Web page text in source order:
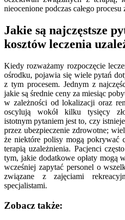
nieocenione podczas całego
Jakie są najczęstsze
kosztów leczenia
Kiedy rozważamy rozpoczęcie
ośrodku, pojawia się wiele pytań
z tym procesem. Jednym z
jakie są średnie ceny za miesiąc
w zależności od lokalizacji oraz
oscylują wokół kilku tysięcy
istotnym pytaniem jest to, czy
przez ubezpieczenie zdrowotne;
że niektóre polisy mogą pokrywać
terapią uzależnienia. Pacjenci
tym, jakie dodatkowe opłaty mogą
wcześniej zapytać personel o
związane z zajęciami
specjalistami.
Zobacz także: